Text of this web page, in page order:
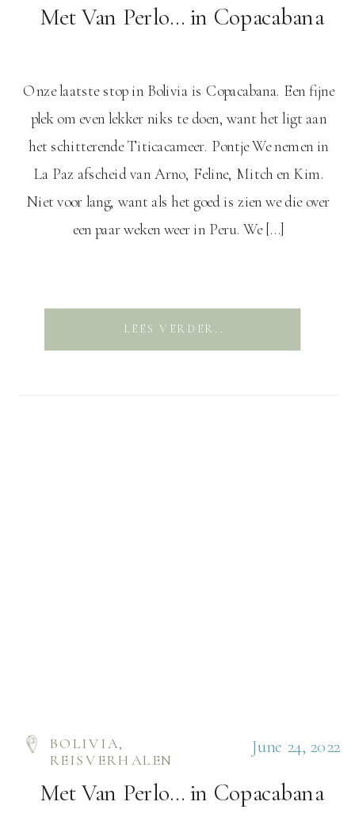
Met Van Perlo… in Copacabana
Onze laatste stop in Bolivia is Copacabana. Een fijne
plek om even lekker niks te doen, want het ligt aan
het schitterende Titicacameer. Pontje We nemen in
La Paz afscheid van Arno, Feline, Mitch en Kim.
Niet voor lang, want als het goed is zien we die over
een paar weken weer in Peru. We […]
LEES VERDER..
Met Van Perlo… in Copacabana
BOLIVIA,
REISVERHALEN
June 24, 2022